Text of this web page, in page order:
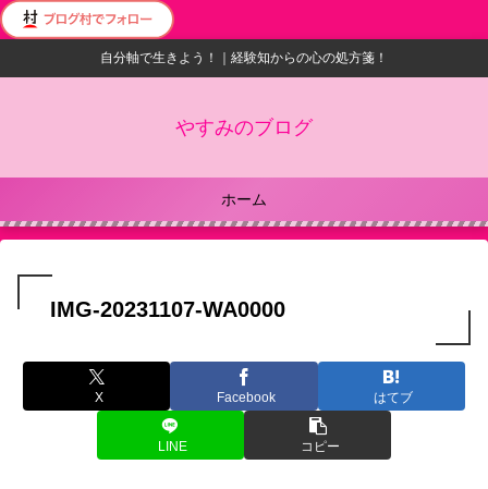
自分軸で生きよう！｜経験知からの心の処方箋！
やすみのブログ
ホーム
IMG-20231107-WA0000
X Facebook はてブ
LINE コピー